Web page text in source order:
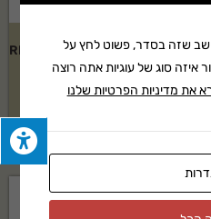
גוף מכסחת דשא נטענת RMA 460
סטיל
בקשה להצעת מחיר
שזה בסדר, פשוט לחץ על
איזה סוג של עוגיות אתה רוצה
את מדיניות הפרטיות שלנו